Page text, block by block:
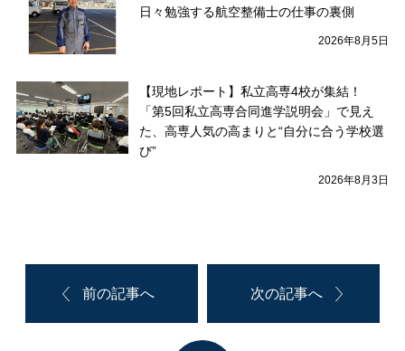
日々勉強する航空整備士の仕事の裏側
2026年8月5日
【現地レポート】私立高専4校が集結！
「第5回私立高専合同進学説明会」で見え
た、高専人気の高まりと“自分に合う学校選
び”
2026年8月3日
前の記事へ 次の記事へ